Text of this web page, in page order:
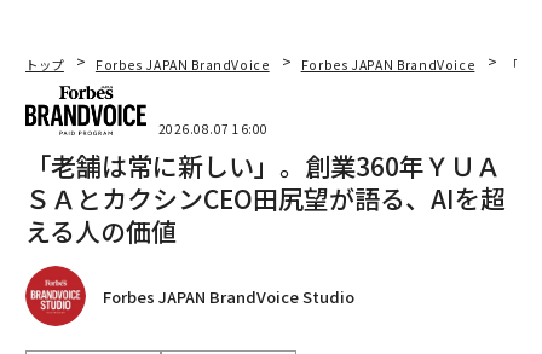
トップ Forbes JAPAN BrandVoice Forbes JAPAN BrandVoice 「
2026.08.07 16:00
「老舗は常に新しい」。創業360年ＹＵＡ
ＳＡとカクシンCEO田尻望が語る、AIを超
える人の価値
Forbes JAPAN BrandVoice Studio